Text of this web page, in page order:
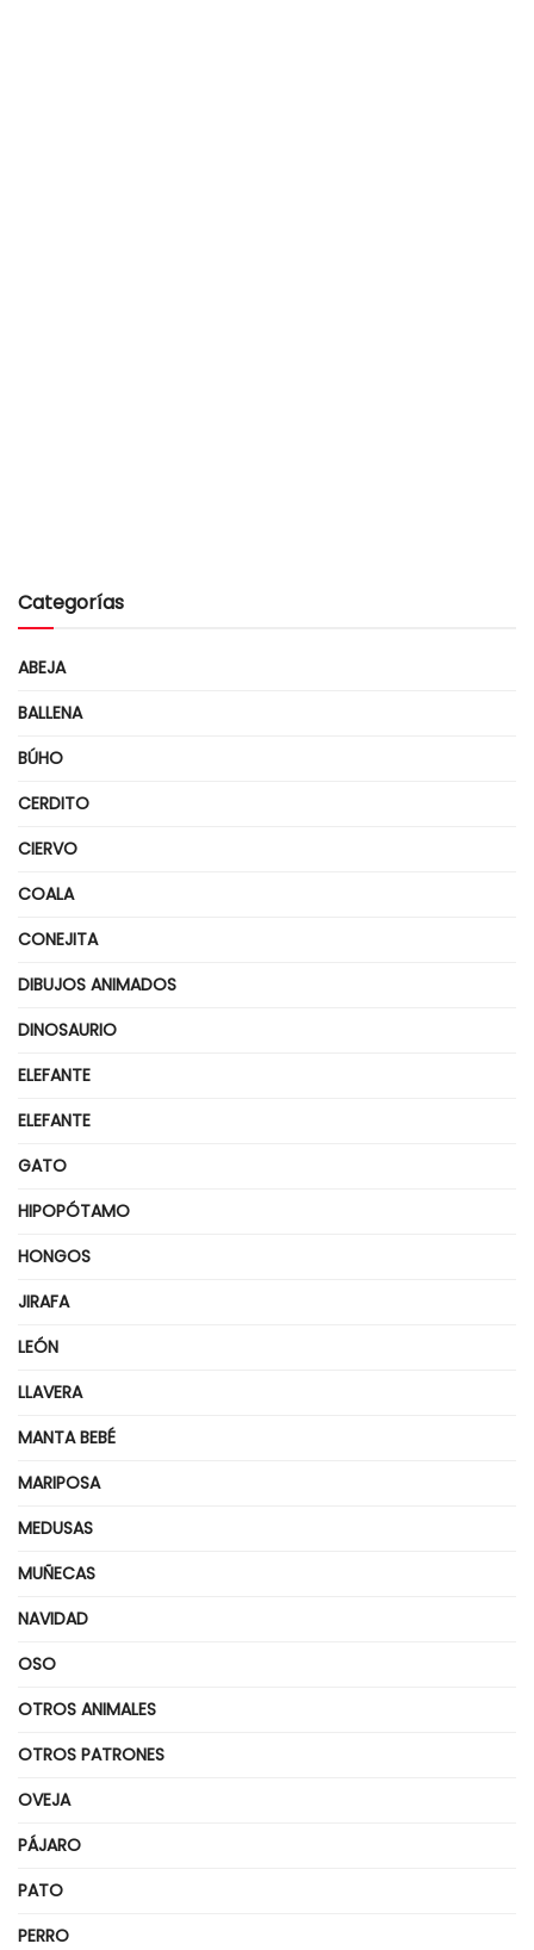
Categorías
ABEJA
BALLENA
BÚHO
CERDITO
CIERVO
COALA
CONEJITA
DIBUJOS ANIMADOS
DINOSAURIO
ELEFANTE
ELEFANTE
GATO
HIPOPÓTAMO
HONGOS
JIRAFA
LEÓN
LLAVERA
MANTA BEBÉ
MARIPOSA
MEDUSAS
MUÑECAS
NAVIDAD
OSO
OTROS ANIMALES
OTROS PATRONES
OVEJA
PÁJARO
PATO
PERRO